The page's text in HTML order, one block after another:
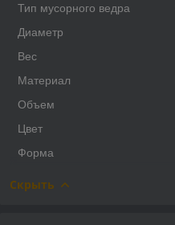
Тип мусорного ведра
Диаметр
Вес
Материал
Объем
Цвет
Форма
Скрыть